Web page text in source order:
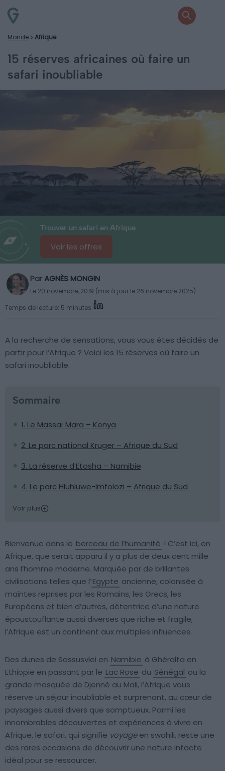
Monde Afrique
15 réserves africaines où faire un
safari inoubliable
Trouver un safari en Afrique
Voir les offres
ParAGNÈS MONGIN
Le 20 novembre, 2019 (mis à jour le 26 novembre 2025)
Temps de lecture: 5 minutes
A la recherche de sensations, vous vous êtes décidés de
partir pour l’Afrique ? Voici les 15 réserves où faire un
safari inoubliable.
Sommaire
1. Le Massaï Mara – Kenya
2. Le parc national Kruger – Afrique du Sud
3. La réserve d’Etosha – Namibie
4. Le parc Hluhluwe-Imfolozi – Afrique du Sud
Voir plus
Bienvenue dans le berceau de l’humanité ! C’est ici, en
Afrique, que serait apparu il y a plus de deux cent mille
ans l’homme moderne. Marquée par de brillantes
civilisations telles que l’Egypte ancienne, colonisée à
maintes reprises par les Romains, les Grecs, les
Européens et bien d’autres, détentrice d’une nature
époustouflante aussi diverses que riche et fragile,
l’Afrique est un continent aux multiples influences.
Des dunes de Sossusvlei en Namibie à Ghéralta en
Ethiopie en passant par le Lac Rose du Sénégal ou la
grande mosquée de Djenné au Mali, l’Afrique vous
réserve un séjour inoubliable et surprenant, au cœur de
paysages aussi divers que somptueux. Parmi les
innombrables découvertes et expériences à vivre en
Afrique, le safari, qui signifie voyageen swahili, reste une
des rares occasions de découvrir une nature intacte
idéal pour se ressourcer.